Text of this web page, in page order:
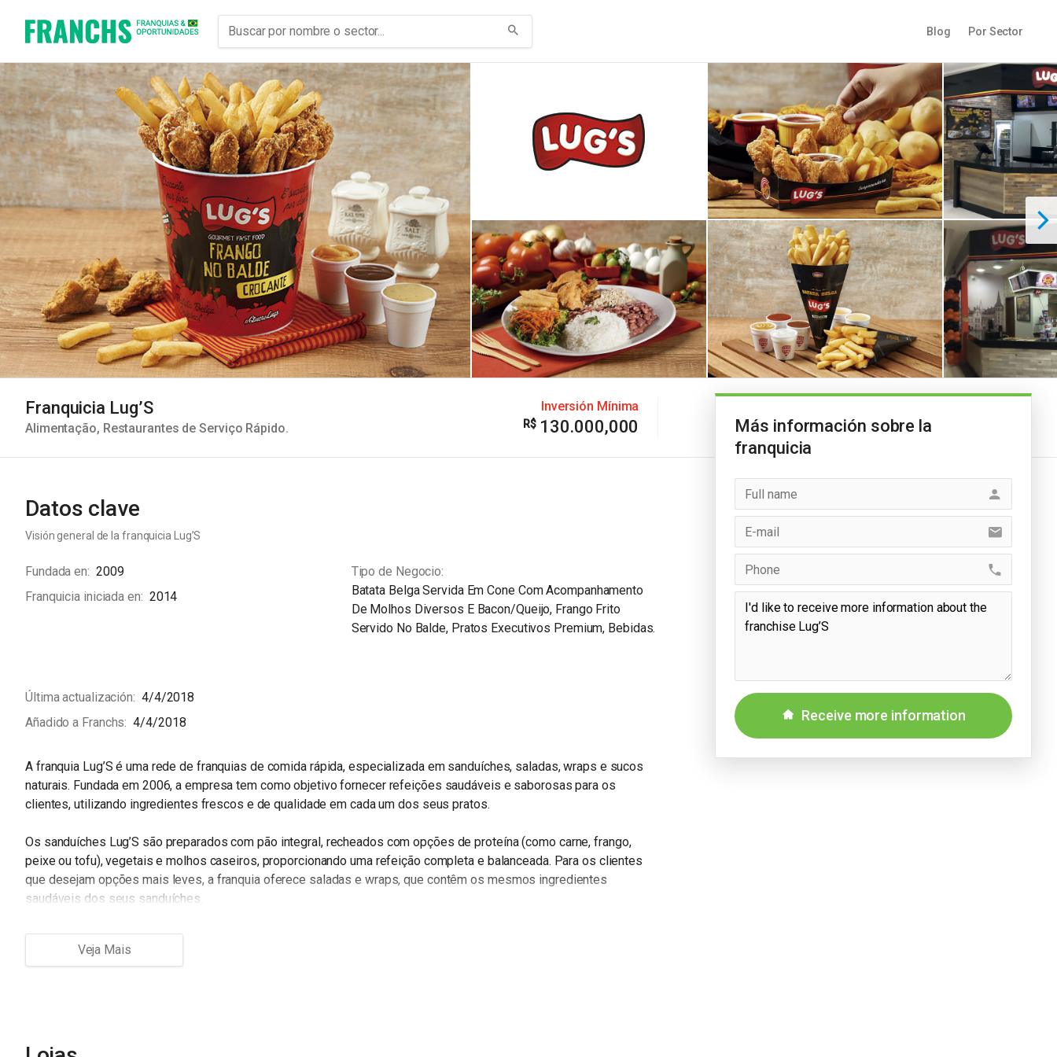
Blog Por Sector
Franquicia Lug’S
Alimentação, Restaurantes de Serviço Rápido.
Inversión Mínima
130.000,000
Datos clave
Visión general de la franquicia Lug’S
Fundada en
2009
Franquicia iniciada en
2014
Tipo de Negocio
Batata Belga Servida Em Cone Com Acompanhamento
De Molhos Diversos E Bacon/Queijo, Frango Frito
Servido No Balde, Pratos Executivos Premium, Bebidas.
Última actualización 4/4/2018
Añadido a Franchs 4/4/2018
A franquia Lug’S é uma rede de franquias de comida rápida, especializada em sanduíches, saladas, wraps e sucos
naturais. Fundada em 2006, a empresa tem como objetivo fornecer refeições saudáveis e saborosas para os
clientes, utilizando ingredientes frescos e de qualidade em cada um dos seus pratos.
Os sanduíches Lug’S são preparados com pão integral, recheados com opções de proteína (como carne, frango,
peixe ou tofu), vegetais e molhos caseiros, proporcionando uma refeição completa e balanceada. Para os clientes
que desejam opções mais leves, a franquia oferece saladas e wraps, que contêm os mesmos ingredientes
saudáveis dos seus sanduíches.
A marca ainda conta com uma grande variedade de sucos naturais, que são preparados na hora com frutas frescas,
sem conservantes ou aditivos químicos, proporcionando um sabor único e nutritivo para seus clientes. Além disso,
também apoia projetos sociais, como o combate ao desperdício de alimentos e a promoção de uma alimentação
Más información sobre la
franquicia
Receive more information